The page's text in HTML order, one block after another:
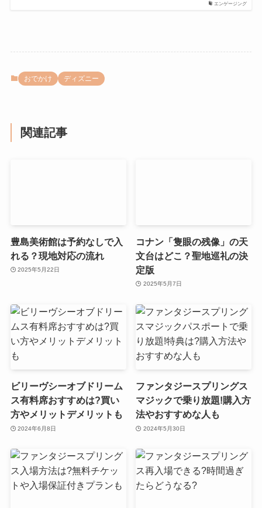
エンゲージング
おでかけ ディズニー
関連記事
豊島美術館は予約なしで入
れる？現地対応の流れ
2025年5月22日
コナン「隻眼の残像」の天
文台はどこ？聖地巡礼の決
定版
2025年5月7日
ビリーヴシーオブドリーム
ス有料席おすすめは?買い
方やメリットデメリットも
2024年6月8日
ファンタジースプリングス
マジックで乗り放題!購入方
法やおすすめな人も
2024年5月30日